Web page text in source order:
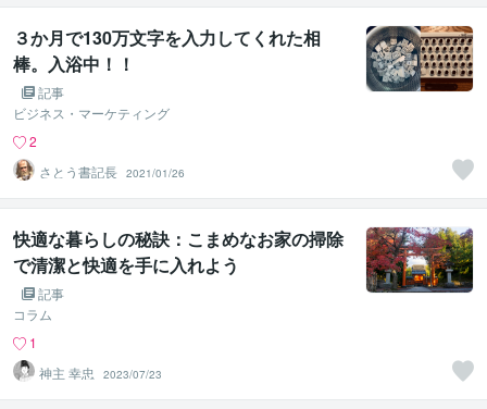
３か月で130万文字を入力してくれた相
棒。入浴中！！
記事
ビジネス・マーケティング
2
さとう書記長 2021/01/26
快適な暮らしの秘訣：こまめなお家の掃除
で清潔と快適を手に入れよう
記事
コラム
1
神主 幸忠
2023/07/23